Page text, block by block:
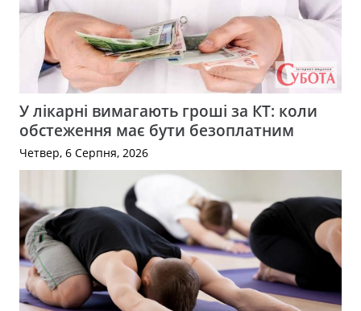
У лікарні вимагають гроші за КТ: коли
обстеження має бути безоплатним
Четвер, 6 Серпня, 2026